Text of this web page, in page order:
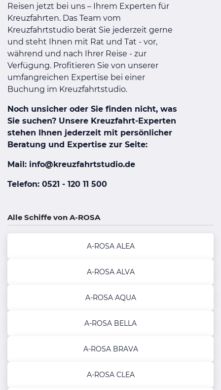
Reisen jetzt bei uns – Ihrem Experten für
Kreuzfahrten. Das Team vom
Kreuzfahrtstudio berät Sie jederzeit gerne
und steht Ihnen mit Rat und Tat - vor,
während und nach Ihrer Reise - zur
Verfügung. Profitieren Sie von unserer
umfangreichen Expertise bei einer
Buchung im Kreuzfahrtstudio.
Noch unsicher oder Sie finden nicht, was
Sie suchen? Unsere Kreuzfahrt-Experten
stehen Ihnen jederzeit mit persönlicher
Beratung und Expertise zur Seite:
Mail: info@kreuzfahrtstudio.de
Telefon: 0521 - 120 11 500
Alle Schiffe von A-ROSA
A-ROSA ALEA
A-ROSA ALVA
A-ROSA AQUA
A-ROSA BELLA
A-ROSA BRAVA
A-ROSA CLEA